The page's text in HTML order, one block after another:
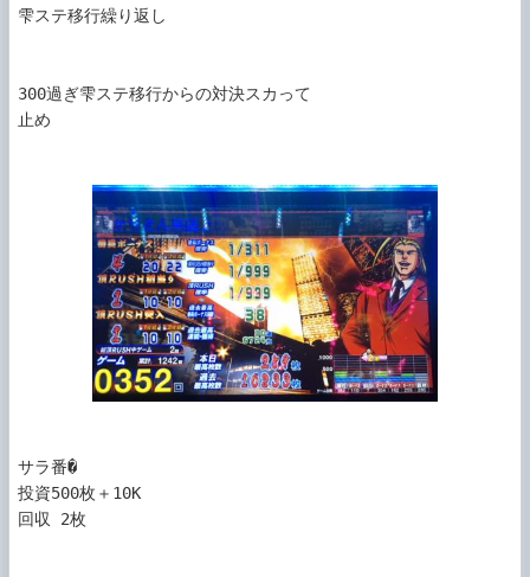
雫ステ移行繰り返し
300過ぎ雫ステ移行からの対決スカって
止め
サラ番�
投資500枚＋10K
回収 2枚